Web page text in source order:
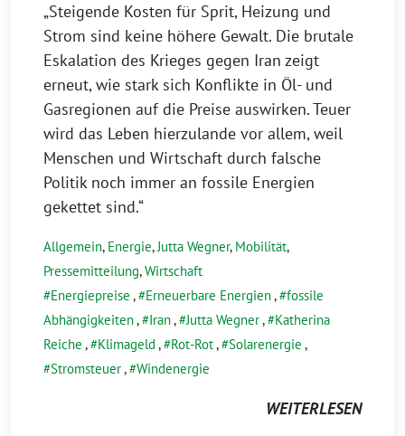
„Steigende Kosten für Sprit, Heizung und
Strom sind keine höhere Gewalt. Die brutale
Eskalation des Krieges gegen Iran zeigt
erneut, wie stark sich Konflikte in Öl- und
Gasregionen auf die Preise auswirken. Teuer
wird das Leben hierzulande vor allem, weil
Menschen und Wirtschaft durch falsche
Politik noch immer an fossile Energien
gekettet sind.“
Allgemein, Energie,Jutta Wegner, Mobilität,
Pressemitteilung,Wirtschaft
Energiepreise , Erneuerbare Energien, fossile
Abhängigkeiten, Iran, Jutta Wegner,
Katherina
Reiche , Klimageld , Rot-Rot, Solarenergie ,
Stromsteuer, Windenergie
WEITERLESEN